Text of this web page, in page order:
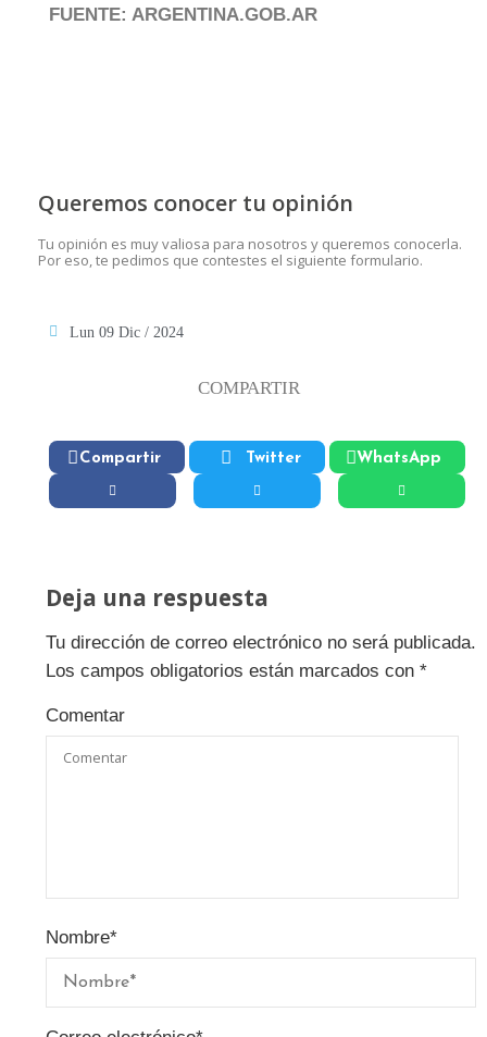
FUENTE: ARGENTINA.GOB.AR
Queremos conocer tu opinión
Tu opinión es muy valiosa para nosotros y queremos conocerla.
Por eso, te pedimos que contestes el siguiente formulario.
Lun 09 Dic / 2024
COMPARTIR
Compartir Twitter WhatsApp
Deja una respuesta
Tu dirección de correo electrónico no será publicada.
Los campos obligatorios están marcados con *
Comentar
Nombre*